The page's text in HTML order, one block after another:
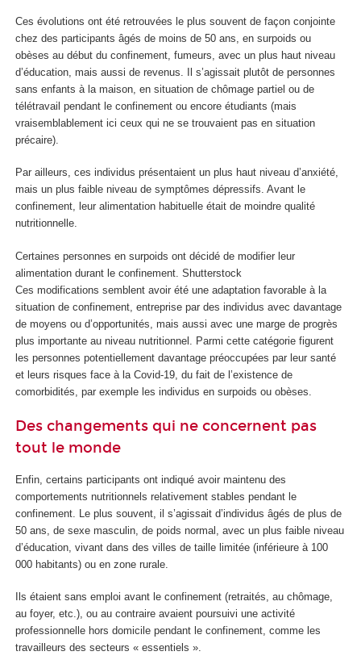
Ces évolutions ont été retrouvées le plus souvent de façon conjointe
chez des participants âgés de moins de 50 ans, en surpoids ou
obèses au début du confinement, fumeurs, avec un plus haut niveau
d’éducation, mais aussi de revenus. Il s’agissait plutôt de personnes
sans enfants à la maison, en situation de chômage partiel ou de
télétravail pendant le confinement ou encore étudiants (mais
vraisemblablement ici ceux qui ne se trouvaient pas en situation
précaire).
Par ailleurs, ces individus présentaient un plus haut niveau d’anxiété,
mais un plus faible niveau de symptômes dépressifs. Avant le
confinement, leur alimentation habituelle était de moindre qualité
nutritionnelle.
Certaines personnes en surpoids ont décidé de modifier leur
alimentation durant le confinement. Shutterstock
Ces modifications semblent avoir été une adaptation favorable à la
situation de confinement, entreprise par des individus avec davantage
de moyens ou d’opportunités, mais aussi avec une marge de progrès
plus importante au niveau nutritionnel. Parmi cette catégorie figurent
les personnes potentiellement davantage préoccupées par leur santé
et leurs risques face à la Covid-19, du fait de l’existence de
comorbidités, par exemple les individus en surpoids ou obèses.
Des changements qui ne concernent pas
tout le monde
Enfin, certains participants ont indiqué avoir maintenu des
comportements nutritionnels relativement stables pendant le
confinement. Le plus souvent, il s’agissait d’individus âgés de plus de
50 ans, de sexe masculin, de poids normal, avec un plus faible niveau
d’éducation, vivant dans des villes de taille limitée (inférieure à 100
000 habitants) ou en zone rurale.
Ils étaient sans emploi avant le confinement (retraités, au chômage,
au foyer, etc.), ou au contraire avaient poursuivi une activité
professionnelle hors domicile pendant le confinement, comme les
travailleurs des secteurs « essentiels ».